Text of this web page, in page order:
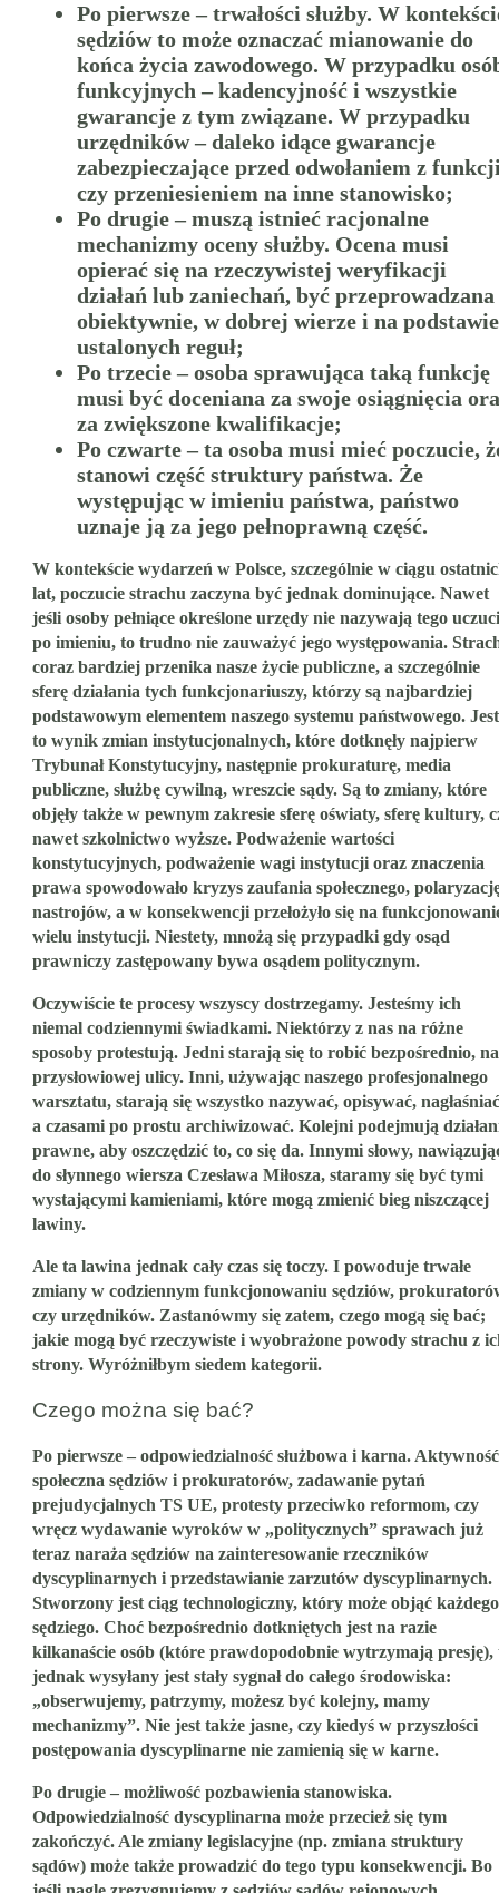
Po pierwsze – trwałości służby. W
sędziów to może oznaczać mianowanie do
końca życia zawodowego. W przypadku
funkcyjnych – kadencyjność i wszystkie
gwarancje z tym związane. W przypadku
urzędników – daleko idące gwarancje
zabezpieczające przed odwołaniem z
czy przeniesieniem na inne stanowisko;
Po drugie – muszą istnieć racjonalne
mechanizmy oceny służby. Ocena musi
opierać się na rzeczywistej weryfikacji
działań lub zaniechań, być przeprowadzana
obiektywnie, w dobrej wierze i na podstawie
ustalonych reguł;
Po trzecie – osoba sprawująca taką funkcję
musi być doceniana za swoje osiągnięcia
za zwiększone kwalifikacje;
Po czwarte – ta osoba musi mieć poczucie,
stanowi część struktury państwa. Że
występując w imieniu państwa, państwo
uznaje ją za jego pełnoprawną część.
W kontekście wydarzeń w Polsce, szczególnie w ciągu
lat, poczucie strachu zaczyna być jednak dominujące. Nawet
jeśli osoby pełniące określone urzędy nie nazywają tego
po imieniu, to trudno nie zauważyć jego występowania.
coraz bardziej przenika nasze życie publiczne, a szczególnie
sferę działania tych funkcjonariuszy, którzy są najbardziej
podstawowym elementem naszego systemu państwowego. Jest
to wynik zmian instytucjonalnych, które dotknęły najpierw
Trybunał Konstytucyjny, następnie prokuraturę, media
publiczne, służbę cywilną, wreszcie sądy. Są to zmiany, które
objęły także w pewnym zakresie sferę oświaty, sferę kultury,
nawet szkolnictwo wyższe. Podważenie wartości
konstytucyjnych, podważenie wagi instytucji oraz znaczenia
prawa spowodowało kryzys zaufania społecznego,
nastrojów, a w konsekwencji przełożyło się na
wielu instytucji. Niestety, mnożą się przypadki gdy osąd
prawniczy zastępowany bywa osądem politycznym.
Oczywiście te procesy wszyscy dostrzegamy. Jesteśmy ich
niemal codziennymi świadkami. Niektórzy z nas na różne
sposoby protestują. Jedni starają się to robić bezpośrednio, na
przysłowiowej ulicy. Inni, używając naszego profesjonalnego
warsztatu, starają się wszystko nazywać, opisywać,
a czasami po prostu archiwizować. Kolejni podejmują
prawne, aby oszczędzić to, co się da. Innymi słowy,
do słynnego wiersza Czesława Miłosza, staramy się być tymi
wystającymi kamieniami, które mogą zmienić bieg niszczącej
lawiny.
Ale ta lawina jednak cały czas się toczy. I powoduje trwałe
zmiany w codziennym funkcjonowaniu sędziów,
czy urzędników. Zastanówmy się zatem, czego mogą się bać;
jakie mogą być rzeczywiste i wyobrażone powody strachu z
strony. Wyróżniłbym siedem kategorii.
Czego można się bać?
Po pierwsze – odpowiedzialność służbowa i karna. Aktywność
społeczna sędziów i prokuratorów, zadawanie pytań
prejudycjalnych TS UE, protesty przeciwko reformom, czy
wręcz wydawanie wyroków w „politycznych” sprawach już
teraz naraża sędziów na zainteresowanie rzeczników
dyscyplinarnych i przedstawianie zarzutów dyscyplinarnych.
Stworzony jest ciąg technologiczny, który może objąć każdego
sędziego. Choć bezpośrednio dotkniętych jest na razie
kilkanaście osób (które prawdopodobnie wytrzymają presję),
jednak wysyłany jest stały sygnał do całego środowiska:
„obserwujemy, patrzymy, możesz być kolejny, mamy
mechanizmy”. Nie jest także jasne, czy kiedyś w przyszłości
postępowania dyscyplinarne nie zamienią się w karne.
Po drugie – możliwość pozbawienia stanowiska.
Odpowiedzialność dyscyplinarna może przecież się tym
zakończyć. Ale zmiany legislacyjne (np. zmiana struktury
sądów) może także prowadzić do tego typu konsekwencji. Bo